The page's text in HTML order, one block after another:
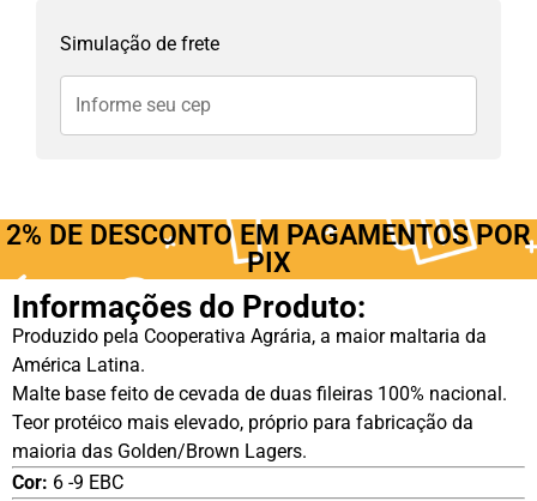
Simulação de frete
2% DE DESCONTO EM PAGAMENTOS POR
PIX
Informações do Produto:
Produzido pela Cooperativa Agrária, a maior maltaria da
América Latina.
Malte base feito de cevada de duas fileiras 100% nacional.
Teor protéico mais elevado, próprio para fabricação da
maioria das Golden/Brown Lagers.
Cor: 6 -9 EBC